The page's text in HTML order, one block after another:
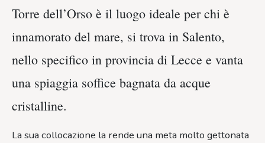
Torre dell’Orso è il luogo ideale per chi è
innamorato del mare, si trova in Salento,
nello specifico in provincia di Lecce e vanta
una spiaggia soffice bagnata da acque
cristalline.
La sua collocazione la rende una meta molto gettonata